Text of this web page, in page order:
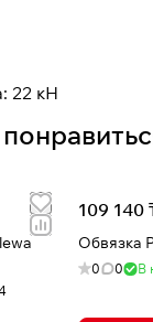
22 кН
109 140
Обвязка
0 0 В